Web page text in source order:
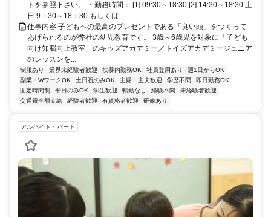
トを参照下さい。 ・勤務時間： [1] 09:30～18:30 [2] 14:30～18:30 土
日 9：30～18：30 もしくは...
仕事内容 子どもへの最高のプレゼントである「良い頭」をつくって
あげられるのが弊社の幼児教育です。 3歳～6歳児を対象に「子ども
向け知脳向上教室」のキッズアカデミー／トイズアカデミージュニア
のレッスンを...
制服あり 業界未経験者歓迎 扶養内勤務OK 社員登用あり
週1日からOK
副業・WワークOK
土日祝のみOK 主婦・主夫歓迎 学歴不問
即日勤務OK
固定時間制
平日のみOK 学生歓迎 転勤なし 経験不問
未経験者歓迎
交通費全額支給
経験者歓迎 有資格者歓迎 研修あり
アルバイト・パート